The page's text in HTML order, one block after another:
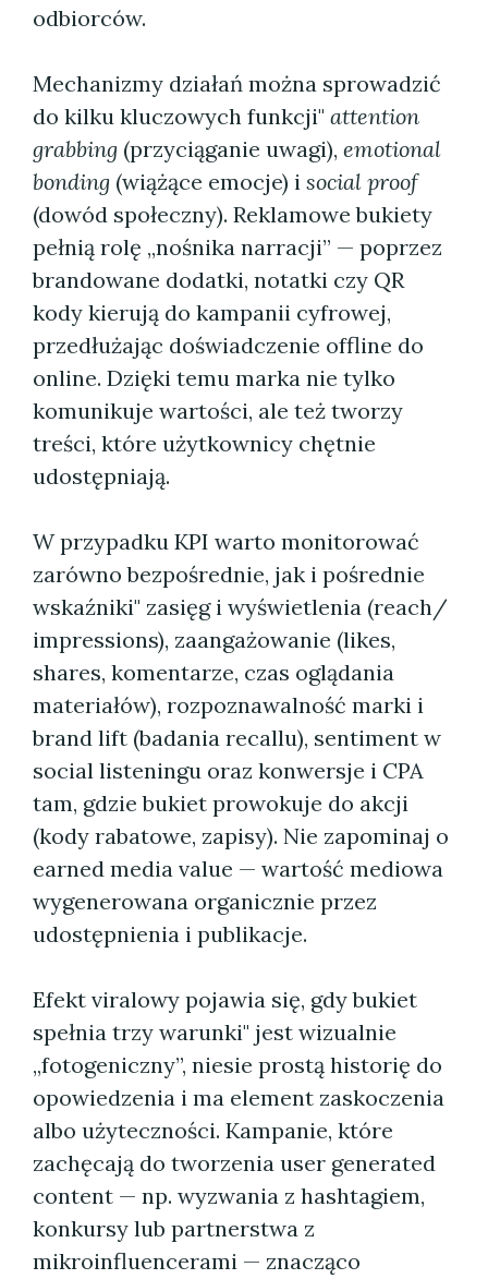
odbiorców.
Mechanizmy działań można sprowadzić
do kilku kluczowych funkcji" attention
grabbing (przyciąganie uwagi), emotional
bonding (wiążące emocje) i social proof
(dowód społeczny). Reklamowe bukiety
pełnią rolę „nośnika narracji” — poprzez
brandowane dodatki, notatki czy QR
kody kierują do kampanii cyfrowej,
przedłużając doświadczenie offline do
online. Dzięki temu marka nie tylko
komunikuje wartości, ale też tworzy
treści, które użytkownicy chętnie
udostępniają.
W przypadku KPI warto monitorować
zarówno bezpośrednie, jak i pośrednie
wskaźniki" zasięg i wyświetlenia (reach/
impressions), zaangażowanie (likes,
shares, komentarze, czas oglądania
materiałów), rozpoznawalność marki i
brand lift (badania recallu), sentiment w
social listeningu oraz konwersje i CPA
tam, gdzie bukiet prowokuje do akcji
(kody rabatowe, zapisy). Nie zapominaj o
earned media value — wartość mediowa
wygenerowana organicznie przez
udostępnienia i publikacje.
Efekt viralowy pojawia się, gdy bukiet
spełnia trzy warunki" jest wizualnie
„fotogeniczny”, niesie prostą historię do
opowiedzenia i ma element zaskoczenia
albo użyteczności. Kampanie, które
zachęcają do tworzenia user generated
content — np. wyzwania z hashtagiem,
konkursy lub partnerstwa z
mikroinfluencerami — znacząco